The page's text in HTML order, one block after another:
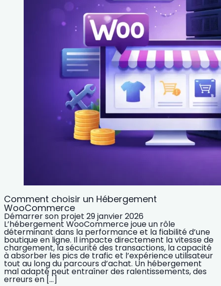
Comment choisir un Hébergement
WooCommerce
Démarrer son projet 29 janvier 2026
L’hébergement WooCommerce joue un rôle
déterminant dans la performance et la fiabilité d’une
boutique en ligne. Il impacte directement la vitesse de
chargement, la sécurité des transactions, la capacité
à absorber les pics de trafic et l’expérience utilisateur
tout au long du parcours d’achat. Un hébergement
mal adapté peut entraîner des ralentissements, des
erreurs en […]